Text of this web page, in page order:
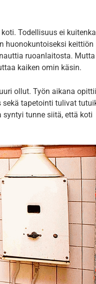
Todellisuus ei
huonokuntoiseksi keittiön
ruoanlaitosta. Mutta
kaiken omin käsin.
ollut. Työn aikana
tapetointi tulivat
tunne siitä, että koti